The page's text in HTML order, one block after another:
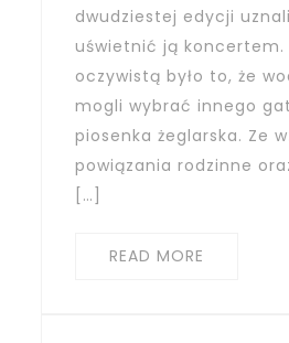
dwudziestej edycji
uświetnić ją koncertem.
oczywistą było to, że
mogli wybrać innego
piosenka żeglarska. Ze
powiązania rodzinne
[…]
READ MORE